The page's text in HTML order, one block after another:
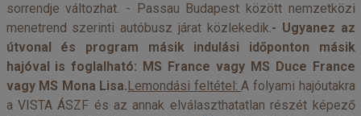
sorrendje változhat. - Passau Budapest között nemzetközi
menetrend szerinti autóbusz járat közlekedik.- Ugyanez az
útvonal és program másik indulási időponton másik
hajóval is foglalható: MS France vagy MS Duce France
vagy MS Mona Lisa.Lemondási feltétel:A folyami hajóutakra
a VISTA ÁSZF és az annak elválaszthatatlan részét képező